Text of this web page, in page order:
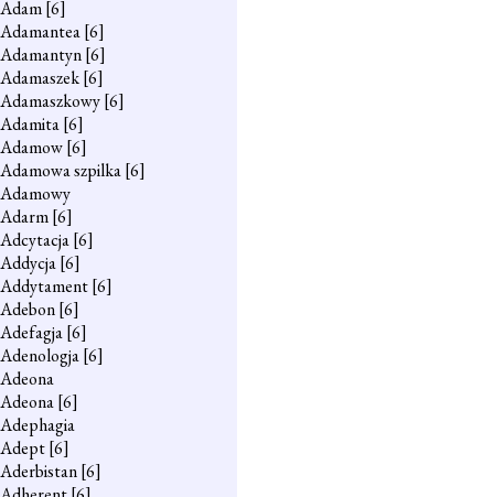
Adam[6]
Adamantea[6]
Adamantyn[6]
Adamaszek[6]
Adamaszkowy[6]
Adamita[6]
Adamow[6]
Adamowa szpilka[6]
Adamowy
Adarm[6]
Adcytacja[6]
Addycja[6]
Addytament[6]
Adebon[6]
Adefagja[6]
Adenologja[6]
Adeona
Adeona[6]
Adephagia
Adept[6]
Aderbistan[6]